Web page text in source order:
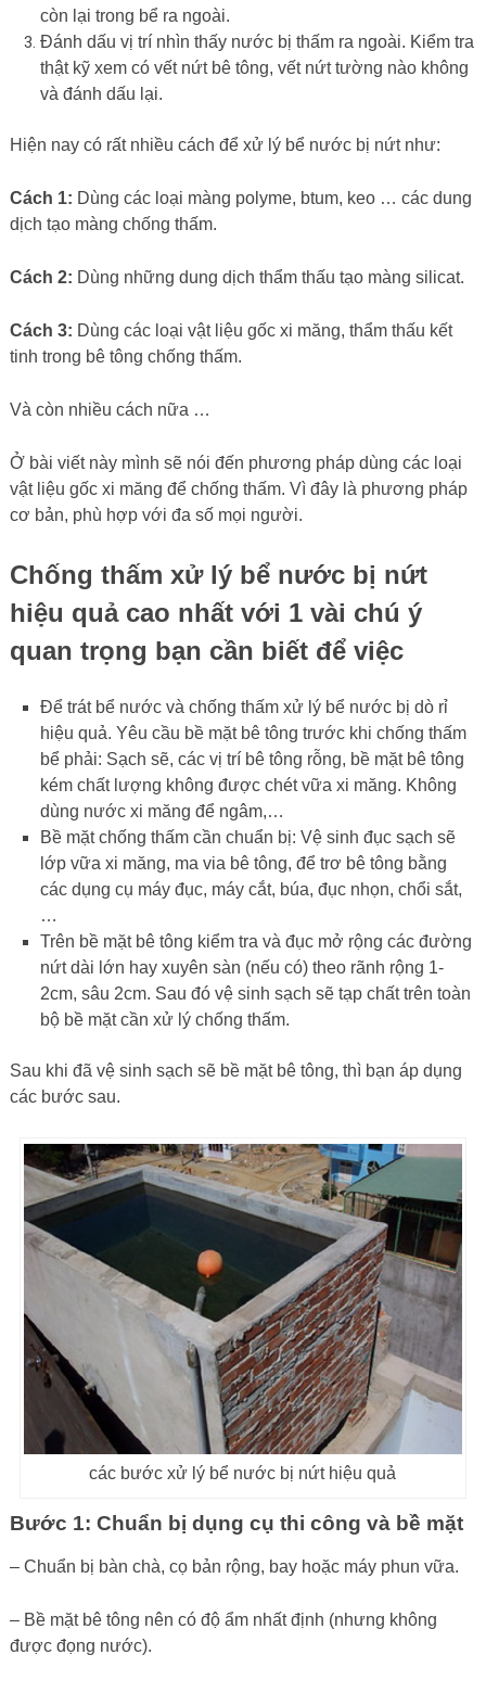
còn lại trong bể ra ngoài.
Đánh dấu vị trí nhìn thấy nước bị thấm ra ngoài. Kiểm tra
thật kỹ xem có vết nứt bê tông, vết nứt tường nào không
và đánh dấu lại.
Hiện nay có rất nhiều cách để xử lý bể nước bị nứt như:
Cách 1: Dùng các loại màng polyme, btum, keo … các dung
dịch tạo màng chống thấm.
Cách 2: Dùng những dung dịch thẩm thấu tạo màng silicat.
Cách 3: Dùng các loại vật liệu gốc xi măng, thẩm thấu kết
tinh trong bê tông chống thấm.
Và còn nhiều cách nữa …
Ở bài viết này mình sẽ nói đến phương pháp dùng các loại
vật liệu gốc xi măng để chống thấm. Vì đây là phương pháp
cơ bản, phù hợp với đa số mọi người.
Chống thấm xử lý bể nước bị nứt
hiệu quả cao nhất với 1 vài chú ý
quan trọng bạn cần biết để việc
Để trát bể nước và chống thấm xử lý bể nước bị dò rỉ
hiệu quả. Yêu cầu bề mặt bê tông trước khi chống thấm
bể phải: Sạch sẽ, các vị trí bê tông rỗng, bề mặt bê tông
kém chất lượng không được chét vữa xi măng. Không
dùng nước xi măng để ngâm,…
Bề mặt chống thấm cần chuẩn bị: Vệ sinh đục sạch sẽ
lớp vữa xi măng, ma via bê tông, để trơ bê tông bằng
các dụng cụ máy đục, máy cắt, búa, đục nhọn, chổi sắt,
…
Trên bề mặt bê tông kiểm tra và đục mở rộng các đường
nứt dài lớn hay xuyên sàn (nếu có) theo rãnh rộng 1-
2cm, sâu 2cm. Sau đó vệ sinh sạch sẽ tạp chất trên toàn
bộ bề mặt cần xử lý chống thấm.
Sau khi đã vệ sinh sạch sẽ bề mặt bê tông, thì bạn áp dụng
các bước sau.
các bước xử lý bể nước bị nứt hiệu quả
Bước 1: Chuẩn bị dụng cụ thi công và bề mặt
– Chuẩn bị bàn chà, cọ bản rộng, bay hoặc máy phun vữa.
– Bề mặt bê tông nên có độ ẩm nhất định (nhưng không
được đọng nước).